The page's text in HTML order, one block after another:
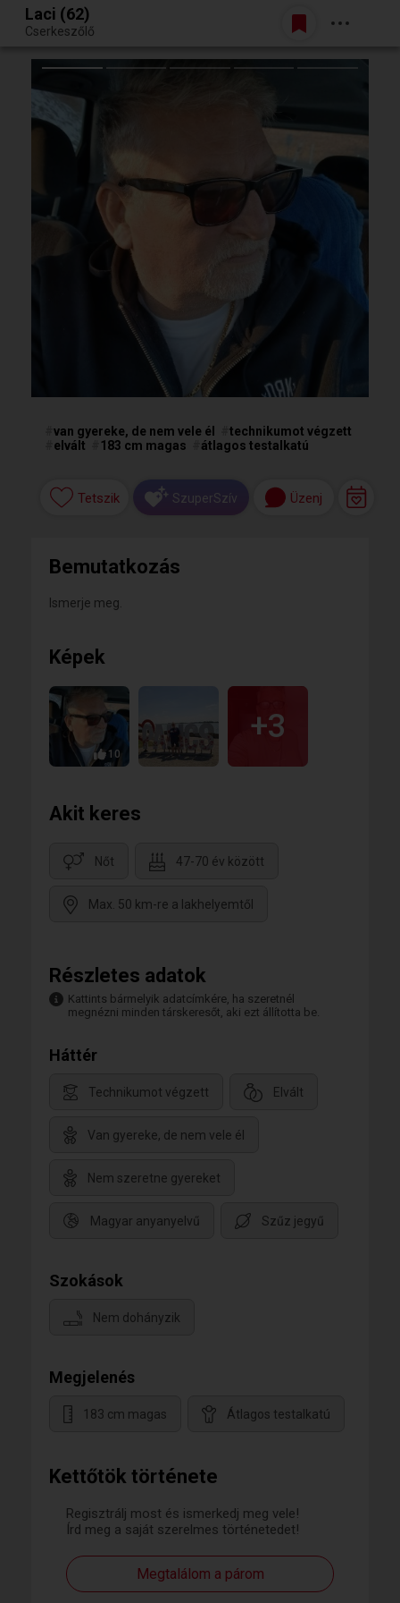
Egy jó randiból bármi lehet.
Belépés
Laci (62)
Cserkeszőlő
Kettőtök története
Regisztrálj most és ismerkedj meg vele!
Írd meg a saját szerelmes történetedet!
Megtalálom a párom
van gyereke, de nem vele él
technikumot végzett
elvált 183 cm magas átlagos testalkatú
Tetszik SzuperSzív Üzenj
Bemutatkozás
Ismerje meg.
Képek
10
+3
Akit keres
Nőt 47-70 év között
Max. 50 km-re a lakhelyemtől
Részletes adatok
Kattints bármelyik adatcímkére, ha szeretnél
megnézni minden társkeresőt, aki ezt állította be.
Háttér
Technikumot végzett Elvált
Van gyereke, de nem vele él
Nem szeretne gyereket
Magyar anyanyelvű Szűz jegyű
Szokások
Nem dohányzik
Megjelenés
183 cm magas Átlagos testalkatú